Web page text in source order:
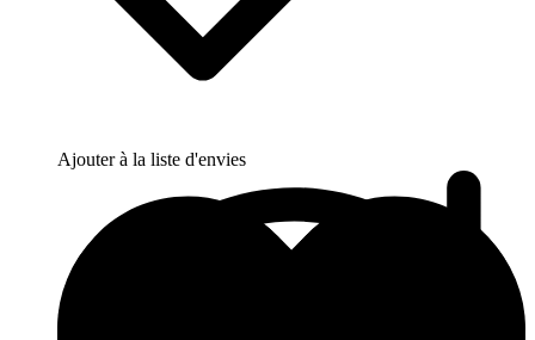
Ajouter à la liste d'envies